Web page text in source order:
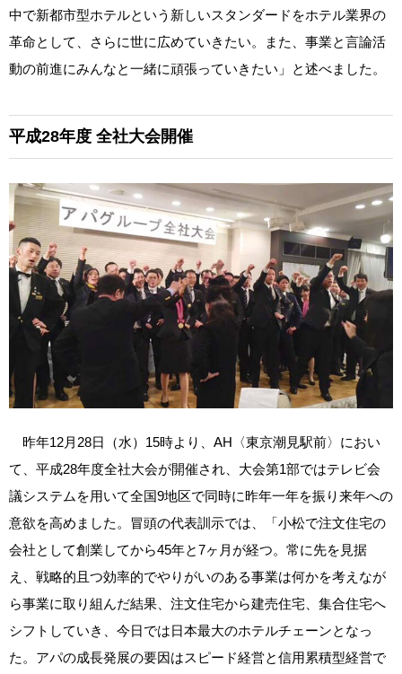
中で新都市型ホテルという新しいスタンダードをホテル業界の
革命として、さらに世に広めていきたい。また、事業と言論活
動の前進にみんなと一緒に頑張っていきたい」と述べました。
平成28年度 全社大会開催
昨年12月28日（水）15時より、AH〈東京潮見駅前〉におい
て、平成28年度全社大会が開催され、大会第1部ではテレビ会
議システムを用いて全国9地区で同時に昨年一年を振り来年への
意欲を高めました。冒頭の代表訓示では、「小松で注文住宅の
会社として創業してから45年と7ヶ月が経つ。常に先を見据
え、戦略的且つ効率的でやりがいのある事業は何かを考えなが
ら事業に取り組んだ結果、注文住宅から建売住宅、集合住宅へ
シフトしていき、今日では日本最大のホテルチェーンとなっ
た。アパの成長発展の要因はスピード経営と信用累積型経営で